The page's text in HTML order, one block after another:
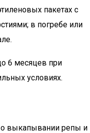
пакетах с
в погребе или
6 месяцев при
условиях.
о выкапывании репы и